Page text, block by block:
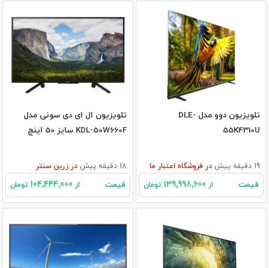
تلویزیون دوو مدل DLE-
55K4310U
19 دقیقه پیش در فروشگاه اعتبار ما
قیمت از تومان
تلویزیون ال ای دی سونی مدل
KDL-50W660F سایز 50 اینچ
18 دقیقه پیش در زرین سنتر
قیمت از تومان